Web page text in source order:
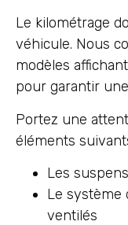
Le kilométrage
véhicule. Nous
modèles
pour garantir
Portez une
éléments
Les
Le système
ventilés